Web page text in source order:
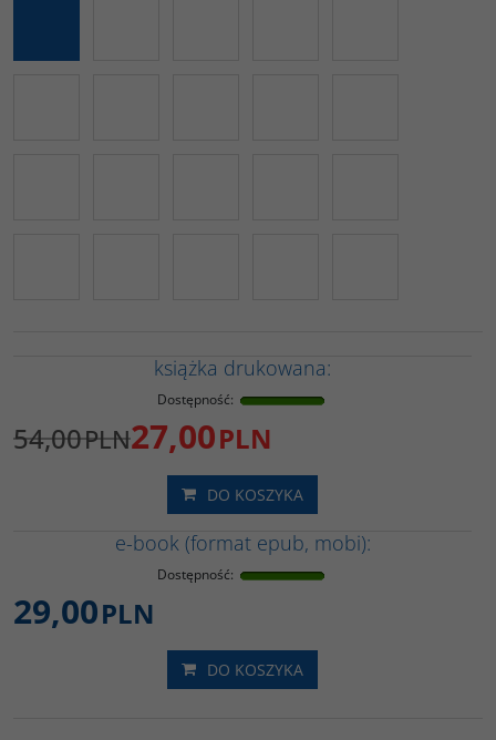
książka drukowana:
Dostępność:
54,00PLN27,00PLN
DO KOSZYKA
e-book (format epub, mobi):
Dostępność:
29,00PLN
DO KOSZYKA